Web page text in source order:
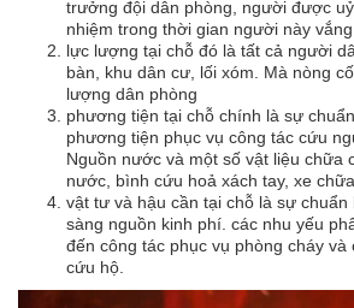
trưởng đội dân phòng, người được
nhiệm trong thời gian người này vắng
lực lượng tại chỗ đó là tất cả người
bàn, khu dân cư, lối xóm. Mà nòng
lượng dân phòng
phương tiện tại chỗ chính là sự
phương tiện phục vụ công tác cứu
Nguồn nước và một số vật liệu chữa
nước, bình cứu hoả xách tay, xe
vật tư và hậu cần tại chỗ là sự chuẩn
sàng nguồn kinh phí. các nhu yếu
đến công tác phục vụ phòng cháy và
cứu hộ.